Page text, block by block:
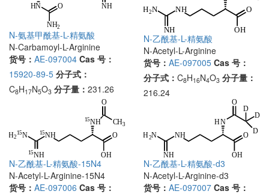
N-氨基甲酰基-L-精氨酸
N-Carbamoyl-L-Arginine
货号： AE-097004 Cas 号：
15920-89-5 分子式：
C8H17N5O3 分子量： 231.26
N-乙酰基-L-精氨酸
N-Acetyl-L-Arginine
货号： AE-097005 Cas 号：
分子式： C8H16N4O3 分子量：
216.24
N-乙酰基-L-精氨酸-15N4
N-Acetyl-L-Arginine-15N4
货号： AE-097006 Cas 号：
N-乙酰基-L-精氨酸-d3
N-Acetyl-L-Arginine-d3
货号： AE-097007 Cas 号：